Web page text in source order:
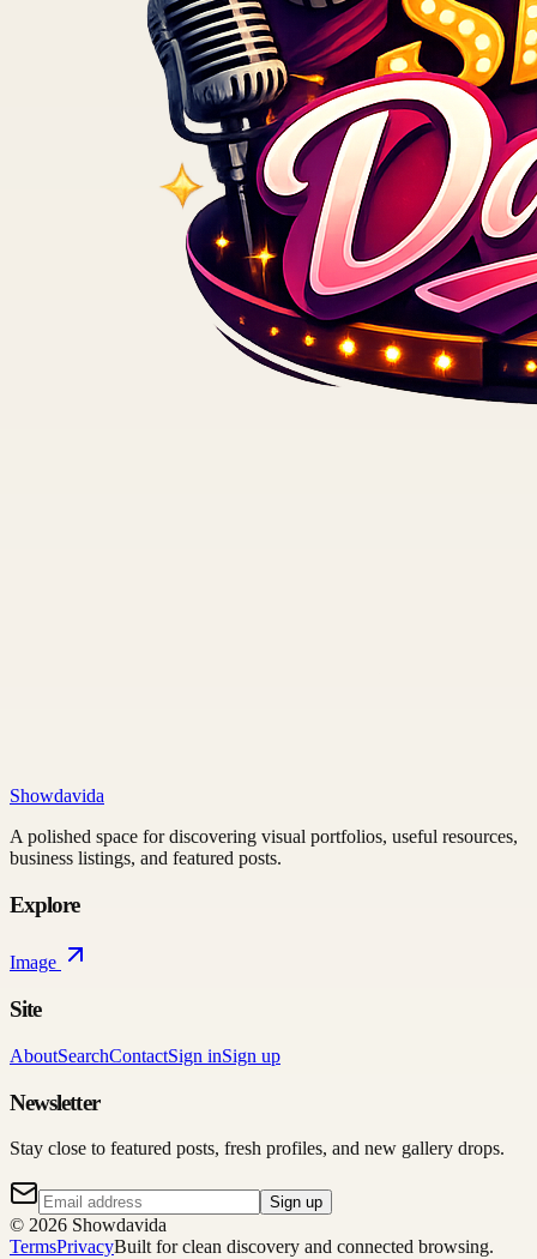
Showdavida
A polished space for discovering visual portfolios, useful resources,
business listings, and featured posts.
Explore
Image
Site
AboutSearchContactSign inSign up
Newsletter
Stay close to featured posts, fresh profiles, and new gallery drops.
Sign up
© 2026 Showdavida
TermsPrivacyBuilt for clean discovery and connected browsing.